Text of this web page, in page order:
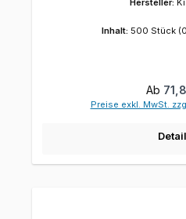
Inhalt: 500 Stück
Ab
Preise exkl. MwSt.